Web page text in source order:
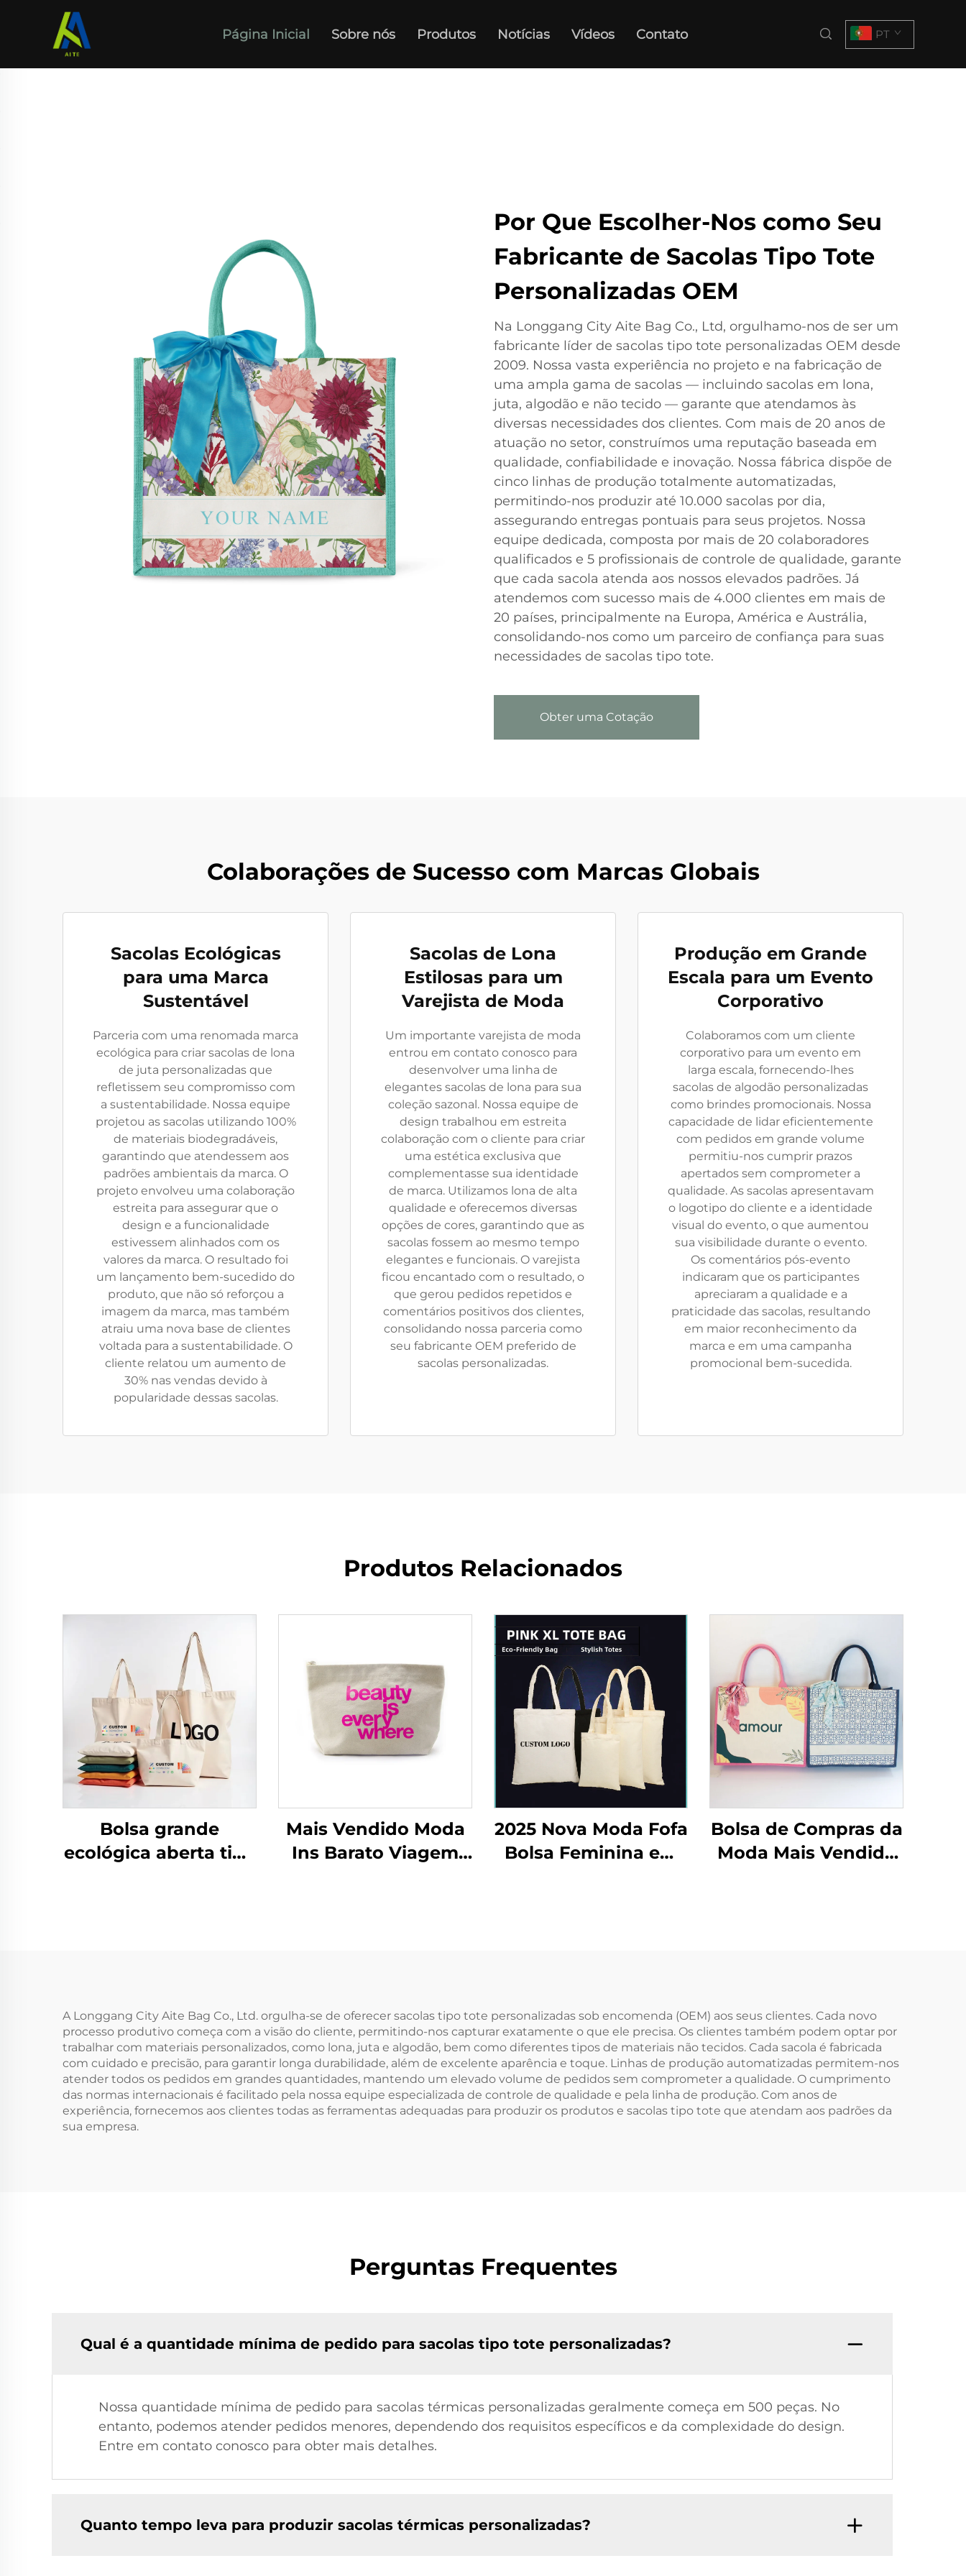
Página Inicial Sobre nós Produtos Notícias Vídeos Contato PT
Por Que Escolher-Nos como Seu
Fabricante de Sacolas Tipo Tote
Personalizadas OEM
Na Longgang City Aite Bag Co., Ltd, orgulhamo-nos de ser um
fabricante líder de sacolas tipo tote personalizadas OEM desde
2009. Nossa vasta experiência no projeto e na fabricação de
uma ampla gama de sacolas — incluindo sacolas em lona,
juta, algodão e não tecido — garante que atendamos às
diversas necessidades dos clientes. Com mais de 20 anos de
atuação no setor, construímos uma reputação baseada em
qualidade, confiabilidade e inovação. Nossa fábrica dispõe de
cinco linhas de produção totalmente automatizadas,
permitindo-nos produzir até 10.000 sacolas por dia,
assegurando entregas pontuais para seus projetos. Nossa
equipe dedicada, composta por mais de 20 colaboradores
qualificados e 5 profissionais de controle de qualidade, garante
que cada sacola atenda aos nossos elevados padrões. Já
atendemos com sucesso mais de 4.000 clientes em mais de
20 países, principalmente na Europa, América e Austrália,
consolidando-nos como um parceiro de confiança para suas
necessidades de sacolas tipo tote.
Obter uma Cotação
Colaborações de Sucesso com Marcas Globais
Sacolas Ecológicas
para uma Marca
Sustentável
Parceria com uma renomada marca
ecológica para criar sacolas de lona
de juta personalizadas que
refletissem seu compromisso com
a sustentabilidade. Nossa equipe
projetou as sacolas utilizando 100%
de materiais biodegradáveis,
garantindo que atendessem aos
padrões ambientais da marca. O
projeto envolveu uma colaboração
estreita para assegurar que o
design e a funcionalidade
estivessem alinhados com os
valores da marca. O resultado foi
um lançamento bem-sucedido do
produto, que não só reforçou a
imagem da marca, mas também
atraiu uma nova base de clientes
voltada para a sustentabilidade. O
cliente relatou um aumento de
30% nas vendas devido à
popularidade dessas sacolas.
Sacolas de Lona
Estilosas para um
Varejista de Moda
Um importante varejista de moda
entrou em contato conosco para
desenvolver uma linha de
elegantes sacolas de lona para sua
coleção sazonal. Nossa equipe de
design trabalhou em estreita
colaboração com o cliente para criar
uma estética exclusiva que
complementasse sua identidade
de marca. Utilizamos lona de alta
qualidade e oferecemos diversas
opções de cores, garantindo que as
sacolas fossem ao mesmo tempo
elegantes e funcionais. O varejista
ficou encantado com o resultado, o
que gerou pedidos repetidos e
comentários positivos dos clientes,
consolidando nossa parceria como
seu fabricante OEM preferido de
sacolas personalizadas.
Produção em Grande
Escala para um Evento
Corporativo
Colaboramos com um cliente
corporativo para um evento em
larga escala, fornecendo-lhes
sacolas de algodão personalizadas
como brindes promocionais. Nossa
capacidade de lidar eficientemente
com pedidos em grande volume
permitiu-nos cumprir prazos
apertados sem comprometer a
qualidade. As sacolas apresentavam
o logotipo do cliente e a identidade
visual do evento, o que aumentou
sua visibilidade durante o evento.
Os comentários pós-evento
indicaram que os participantes
apreciaram a qualidade e a
praticidade das sacolas, resultando
em maior reconhecimento da
marca e em uma campanha
promocional bem-sucedida.
Produtos Relacionados
Bolsa grande
ecológica aberta tipo
Mais Vendido Moda
Ins Barato Viagem
Personalizado Bolsa
de Lona de Algodão
com Zíper
2025 Nova Moda Fofa
Bolsa Feminina em
Bolsa de Compras da
Moda Mais Vendida
com Presentes
A Longgang City Aite Bag Co., Ltd. orgulha-se de oferecer sacolas tipo tote personalizadas sob encomenda (OEM) aos seus clientes. Cada novo
processo produtivo começa com a visão do cliente, permitindo-nos capturar exatamente o que ele precisa. Os clientes também podem optar por
trabalhar com materiais personalizados, como lona, juta e algodão, bem como diferentes tipos de materiais não tecidos. Cada sacola é fabricada
com cuidado e precisão, para garantir longa durabilidade, além de excelente aparência e toque. Linhas de produção automatizadas permitem-nos
atender todos os pedidos em grandes quantidades, mantendo um elevado volume de pedidos sem comprometer a qualidade. O cumprimento
das normas internacionais é facilitado pela nossa equipe especializada de controle de qualidade e pela linha de produção. Com anos de
experiência, fornecemos aos clientes todas as ferramentas adequadas para produzir os produtos e sacolas tipo tote que atendam aos padrões da
sua empresa.
Perguntas Frequentes
Qual é a quantidade mínima de pedido para sacolas tipo tote personalizadas?
Nossa quantidade mínima de pedido para sacolas térmicas personalizadas geralmente começa em 500 peças. No
entanto, podemos atender pedidos menores, dependendo dos requisitos específicos e da complexidade do design.
Entre em contato conosco para obter mais detalhes.
Quanto tempo leva para produzir sacolas térmicas personalizadas?